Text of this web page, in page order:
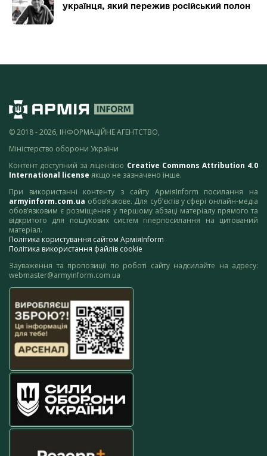
українця, який пережив російський полон
© 2018 - 2026, ІНФОРМАЦІЙНЕ АГЕНТСТВО,
Міністерство оборони України
Контент доступний за ліцензією Creative Commons Attribution 4.0
International license якщо не зазначено інше.
При використанні контенту з сайту АрміяInform посилання на
armyinform.com.ua обов’язкове. Для суб’єктів у сфері онлайн-медіа
обов’язковим є розміщення у першому абзаці матеріалу прямого та
відкритого для пошукових систем гіперпосилання на цитований
матеріал.
Політика користування сайтом АрміяInform
Політика використання файлів cookie
Зауваження та пропозиції по роботі сайту надсилайте на адресу:
webmaster@armyinform.com.ua